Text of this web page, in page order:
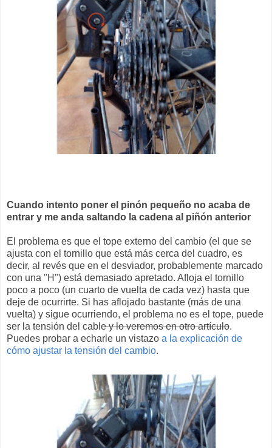
Cuando intento poner el pinón pequeño no acaba de
entrar y me anda saltando la cadena al piñón anterior
El problema es que el tope externo del cambio (el que se
ajusta con el tornillo que está más cerca del cuadro, es
decir, al revés que en el desviador, probablemente marcado
con una "H") está demasiado apretado. Afloja el tornillo
poco a poco (un cuarto de vuelta de cada vez) hasta que
deje de ocurrirte. Si has aflojado bastante (más de una
vuelta) y sigue ocurriendo, el problema no es el tope, puede
ser la tensión del cabley lo veremos en otro artículo.
Puedes probar a echarle un vistazo a la explicación de
cómo ajustar la tensión del cambio.